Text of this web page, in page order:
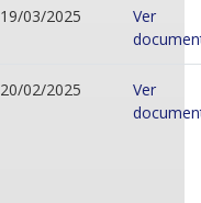
19/03/2025
Ver
20/02/2025
Ver